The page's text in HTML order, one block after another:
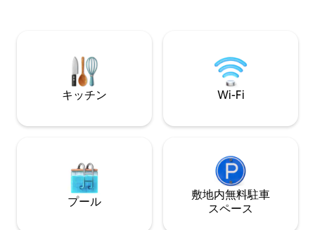
レビ Eトライク体験はオプションで利用可
のお越しを心より
キッチン Wi-Fi
プール
敷地内無料駐⁠車
ス⁠ペ⁠ー⁠ス